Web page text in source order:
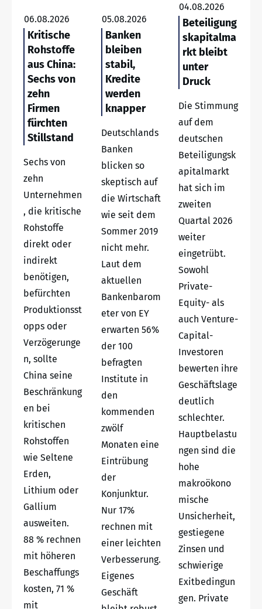
06.08.2026
Kritische
Rohstoffe
aus China:
Sechs von
zehn
Firmen
fürchten
Stillstand
Sechs von
zehn
Unternehmen
, die kritische
Rohstoffe
direkt oder
indirekt
benötigen,
befürchten
Produktionsst
opps oder
Verzögerunge
n, sollte
China seine
Beschränkung
en bei
kritischen
Rohstoffen
wie Seltene
Erden,
Lithium oder
Gallium
ausweiten.
88 % rechnen
mit höheren
Beschaffungs
kosten, 71 %
mit
05.08.2026
Banken
bleiben
stabil,
Kredite
werden
knapper
Deutschlands
Banken
blicken so
skeptisch auf
die Wirtschaft
wie seit dem
Sommer 2019
nicht mehr.
Laut dem
aktuellen
Bankenbarom
eter von EY
erwarten 56%
der 100
befragten
Institute in
den
kommenden
zwölf
Monaten eine
Eintrübung
der
Konjunktur.
Nur 17%
rechnen mit
einer leichten
Verbesserung.
Eigenes
Geschäft
04.08.2026
Beteiligung
skapitalma
rkt bleibt
unter
Druck
Die Stimmung
auf dem
deutschen
Beteiligungsk
apitalmarkt
hat sich im
zweiten
Quartal 2026
weiter
eingetrübt.
Sowohl
Private-
Equity- als
auch Venture-
Capital-
Investoren
bewerten ihre
Geschäftslage
deutlich
schlechter.
Hauptbelastu
ngen sind die
hohe
makroökono
mische
Unsicherheit,
gestiegene
Zinsen und
schwierige
Exitbedingun
gen. Private